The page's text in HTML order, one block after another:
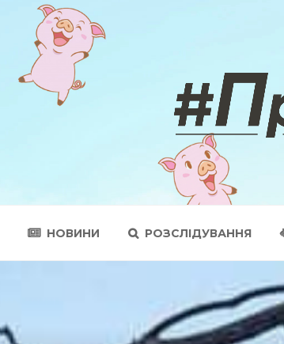
НОВИНИ РОЗСЛІДУВАННЯ